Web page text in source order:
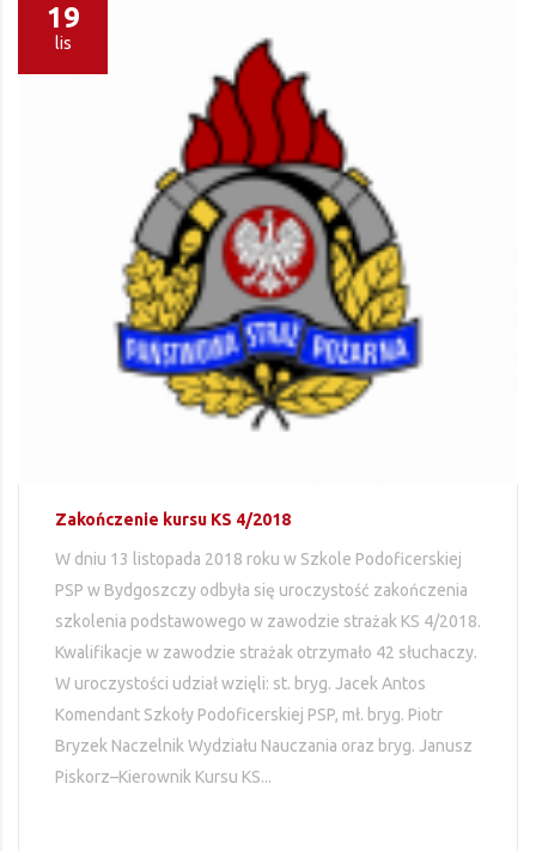
19
lis
Zakończenie kursu KS 4/2018
W dniu 13 listopada 2018 roku w Szkole Podoficerskiej
PSP w Bydgoszczy odbyła się uroczystość zakończenia
szkolenia podstawowego w zawodzie strażak KS 4/2018.
Kwalifikacje w zawodzie strażak otrzymało 42 słuchaczy.
W uroczystości udział wzięli: st. bryg. Jacek Antos
Komendant Szkoły Podoficerskiej PSP, mł. bryg. Piotr
Bryzek Naczelnik Wydziału Nauczania oraz bryg. Janusz
Piskorz–Kierownik Kursu KS...